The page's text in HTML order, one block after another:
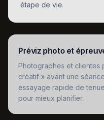
étape de vie.
Préviz photo et
Photographes et clientes
créatif » avant une
essayage rapide de
pour mieux planifier.